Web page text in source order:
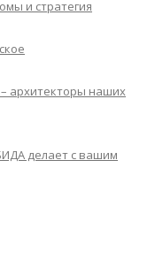
и стратегия
архитекторы наших
делает с вашим